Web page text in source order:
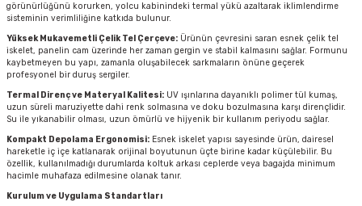
görünürlüğünü korurken, yolcu kabinindeki termal yükü azaltarak iklimlendirme
sisteminin verimliliğine katkıda bulunur.
Yüksek Mukavemetli Çelik Tel Çerçeve: Ürünün çevresini saran esnek çelik tel
iskelet, panelin cam üzerinde her zaman gergin ve stabil kalmasını sağlar. Formunu
kaybetmeyen bu yapı, zamanla oluşabilecek sarkmaların önüne geçerek
profesyonel bir duruş sergiler.
Termal Direnç ve Materyal Kalitesi: UV ışınlarına dayanıklı polimer tül kumaş,
uzun süreli maruziyette dahi renk solmasına ve doku bozulmasına karşı dirençlidir.
Su ile yıkanabilir olması, uzun ömürlü ve hijyenik bir kullanım periyodu sağlar.
Kompakt Depolama Ergonomisi: Esnek iskelet yapısı sayesinde ürün, dairesel
hareketle iç içe katlanarak orijinal boyutunun üçte birine kadar küçülebilir. Bu
özellik, kullanılmadığı durumlarda koltuk arkası ceplerde veya bagajda minimum
hacimle muhafaza edilmesine olanak tanır.
Kurulum ve Uygulama Standartları